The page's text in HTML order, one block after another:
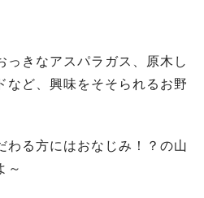
っきなアスパラガス、原木し
など、興味をそそられるお野
わる方にはおなじみ！？の山
～